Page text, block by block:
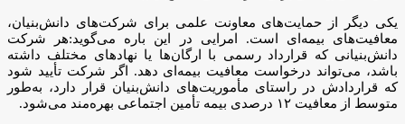
یکی دیگر از حمایت‌های معاونت علمی برای شرکت‌های دانش‌بنیان،
معافیت‌های بیمه‌ای است. امرایی در این باره می‌گوید:هر شرکت
دانش‌بنیانی که قرارداد رسمی با ارگان‌ها یا نهاد‌های مختلف داشته
باشد، می‌تواند درخواست معافیت بیمه‌ای دهد. اگر شرکت تأیید شود
که قراردادش در راستای مأموریت‌های دانش‌بنیان قرار دارد، به‌طور
متوسط از معافیت ۱۲ درصدی بیمه تأمین اجتماعی بهره‌مند می‌شود.